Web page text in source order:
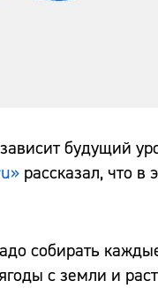
будущий
рассказал, что в
собирать
с земли и